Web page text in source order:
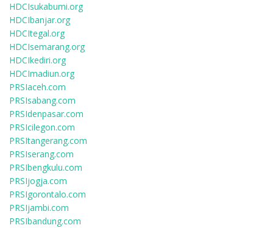
HDCIsukabumi.org
HDCIbanjar.org
HDCItegal.org
HDCIsemarang.org
HDCIkediri.org
HDCImadiun.org
PRSIaceh.com
PRSIsabang.com
PRSIdenpasar.com
PRSIcilegon.com
PRSItangerang.com
PRSIserang.com
PRSIbengkulu.com
PRSIjogja.com
PRSIgorontalo.com
PRSIjambi.com
PRSIbandung.com